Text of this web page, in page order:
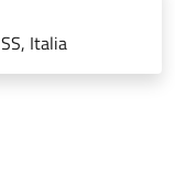
Italia